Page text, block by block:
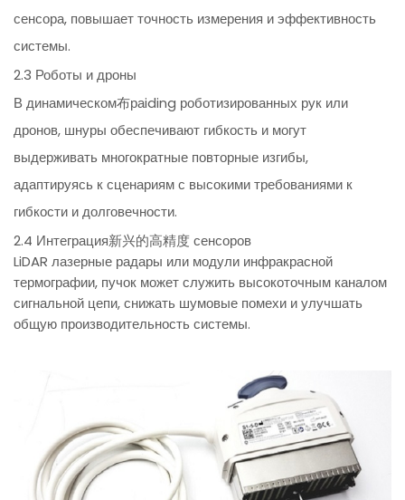
сенсора, повышает точность измерения и эффективность
системы.
2.3 Роботы и дроны
В динамическом布раiding роботизированных рук или
дронов, шнуры обеспечивают гибкость и могут
выдерживать многократные повторные изгибы,
адаптируясь к сценариям с высокими требованиями к
гибкости и долговечности.
2.4 Интеграция新兴的高精度 сенсоров
LiDAR лазерные радары или модули инфракрасной
термографии, пучок может служить высокоточным каналом
сигнальной цепи, снижать шумовые помехи и улучшать
общую производительность системы.